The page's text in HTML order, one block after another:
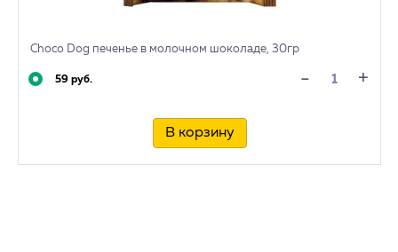
Choco Dog печенье в молочном шоколаде, 30гр
59 руб. - +
В корзину